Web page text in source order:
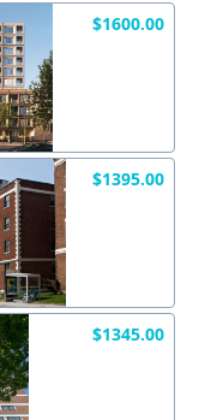
$1600.00
$1395.00
$1345.00